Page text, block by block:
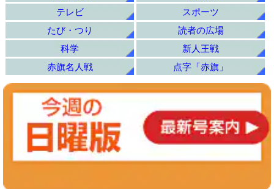
テレビ
スポーツ
たび・つり
読者の広場
科学
新人王戦
赤旗名人戦
点字「赤旗」